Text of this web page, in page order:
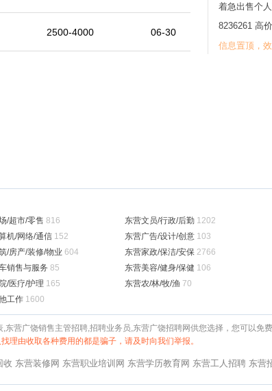
2500-4000 06-30
着急出售个
房出售
8236261 高
信息置顶，效
/超市/零售 816 东营文员/行政/后勤 1202
机/网络/通信 152 东营广告/设计/创意 103
/房产/装修/物业 604 东营家政/保洁/安保 2766
销售与服务 85 东营美容/健身/保健 106
/医疗/护理 165 东营农/林/牧/渔 70
工作 1600
营广饶销售主管招聘,招聘业务员,东营广饶招聘网供您选择，您可以免
理由收取各种费用的都是骗子，请及时向我们举报。
收 东营装修网 东营职业培训网 东营学历教育网 东营工人招聘 东营